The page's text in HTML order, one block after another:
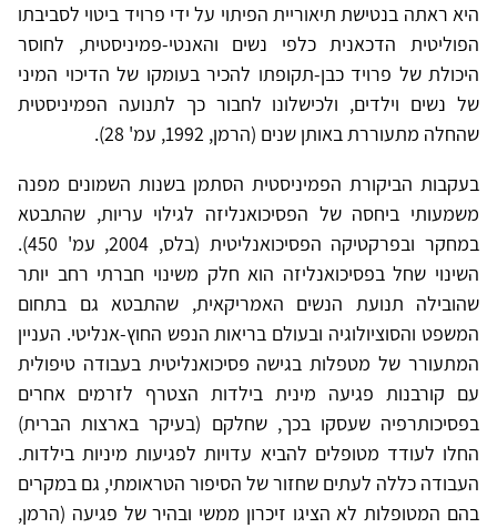
היא ראתה בנטישת תיאוריית הפיתוי על ידי פרויד ביטוי לסביבתו
הפוליטית הדכאנית כלפי נשים והאנטי-פמיניסטית, לחוסר
היכולת של פרויד כבן-תקופתו להכיר בעומקו של הדיכוי המיני
של נשים וילדים, ולכישלונו לחבור כך לתנועה הפמיניסטית
שהחלה מתעוררת באותן שנים (הרמן, 1992, עמ' 28).
בעקבות הביקורת הפמיניסטית הסתמן בשנות השמונים מפנה
משמעותי ביחסה של הפסיכואנליזה לגילוי עריות, שהתבטא
במחקר ובפרקטיקה הפסיכואנליטית (בלס, 2004, עמ' 450).
השינוי שחל בפסיכואנליזה הוא חלק משינוי חברתי רחב יותר
שהובילה תנועת הנשים האמריקאית, שהתבטא גם בתחום
המשפט והסוציולוגיה ובעולם בריאות הנפש החוץ-אנליטי. העניין
המתעורר של מטפלות בגישה פסיכואנליטית בעבודה טיפולית
עם קורבנות פגיעה מינית בילדות הצטרף לזרמים אחרים
בפסיכותרפיה שעסקו בכך, שחלקם (בעיקר בארצות הברית)
החלו לעודד מטופלים להביא עדויות לפגיעות מיניות בילדות.
העבודה כללה לעתים שחזור של הסיפור הטראומתי, גם במקרים
בהם המטופלות לא הציגו זיכרון ממשי ובהיר של פגיעה (הרמן,